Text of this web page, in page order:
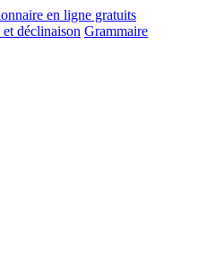
et déclinaison Grammaire